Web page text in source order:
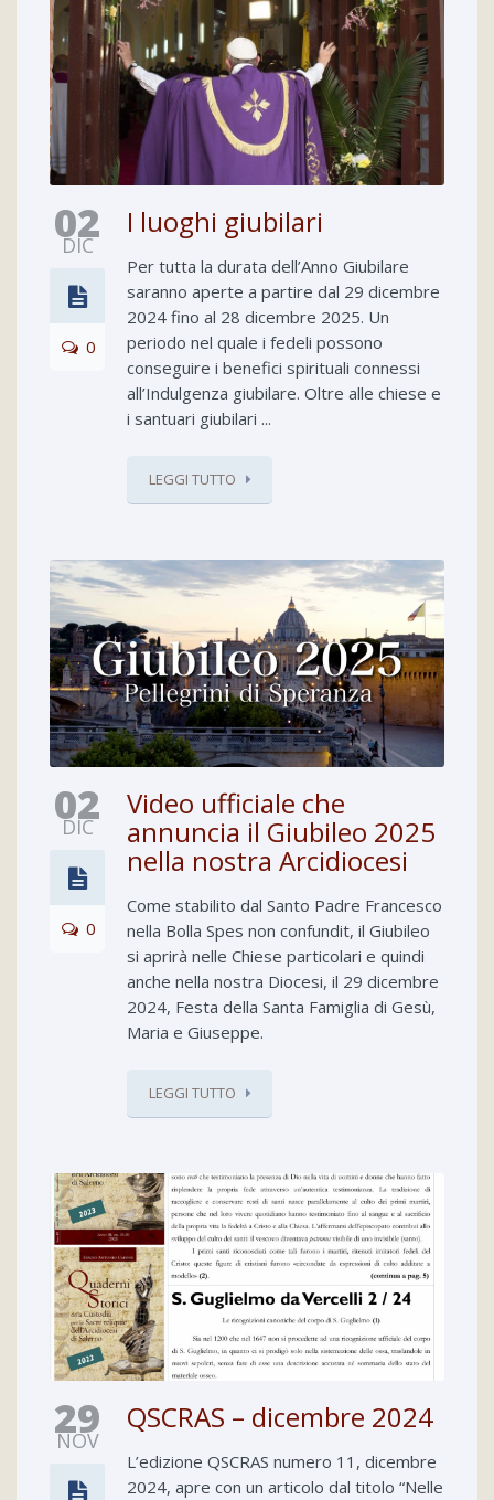
02
DIC
0
I luoghi giubilari
Per tutta la durata dell’Anno Giubilare
saranno aperte a partire dal 29 dicembre
2024 fino al 28 dicembre 2025. Un
periodo nel quale i fedeli possono
conseguire i benefici spirituali connessi
all’Indulgenza giubilare. Oltre alle chiese e
i santuari giubilari ...
LEGGI TUTTO
02
DIC
0
Video ufficiale che
annuncia il Giubileo 2025
nella nostra Arcidiocesi
Come stabilito dal Santo Padre Francesco
nella Bolla Spes non confundit, il Giubileo
si aprirà nelle Chiese particolari e quindi
anche nella nostra Diocesi, il 29 dicembre
2024, Festa della Santa Famiglia di Gesù,
Maria e Giuseppe.
LEGGI TUTTO
29
NOV
QSCRAS – dicembre 2024
L’edizione QSCRAS numero 11, dicembre
2024, apre con un articolo dal titolo “Nelle